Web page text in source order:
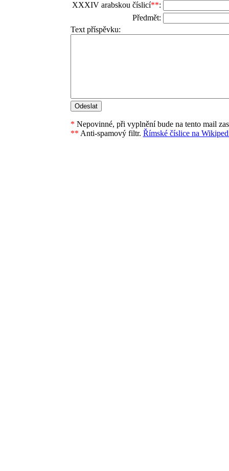
XXXIV arabskou číslicí**:
Předmět:
Text příspěvku:
* Nepovinné, při vyplnění bude na tento mail
** Anti-spamový filtr. Římské číslice na